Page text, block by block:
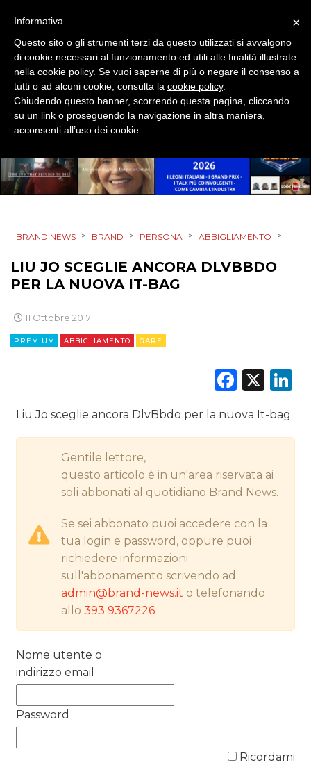
DESIGN
EVENTI
MOBILE
PROMOZIONI
PRODOTTI
STRATEGIE
CINEMA
EDITORIA
RADIO / AUDIO
RICERCHE
NORMATIVE
TREND
BRAND NEWS > BRAND > PERSONA > ABBIGLIAMENTO >
LIU JO SCEGLIE ANCORA DLVBBDO
PER LA NUOVA IT-BAG
11 Ottobre 2017
PREMIUM ABBIGLIAMENTO GARE
X
Liu Jo sceglie ancora DlvBbdo per la nuova It-bag
Gentile lettore,
questo articolo è in un'area riservata ai
soli abbonati al quotidiano Brand News.
Se sei abbonato puoi accedere con la
tua login e password, oppure puoi
richiedere informazioni
sull'abbonamento scrivendo ad
admin@brand-news.it o telefonando
allo393 9367226
Nome utente o
indirizzo email
Password
Ricordami
×
Informativa
Questo sito o gli strumenti terzi da questo utilizzati si avvalgono
di cookie necessari al funzionamento ed utili alle finalità illustrate
nella cookie policy. Se vuoi saperne di più o negare il consenso a
tutti o ad alcuni cookie, consulta la cookie policy.
Chiudendo questo banner, scorrendo questa pagina, cliccando
su un link o proseguendo la navigazione in altra maniera,
acconsenti all’uso dei cookie.